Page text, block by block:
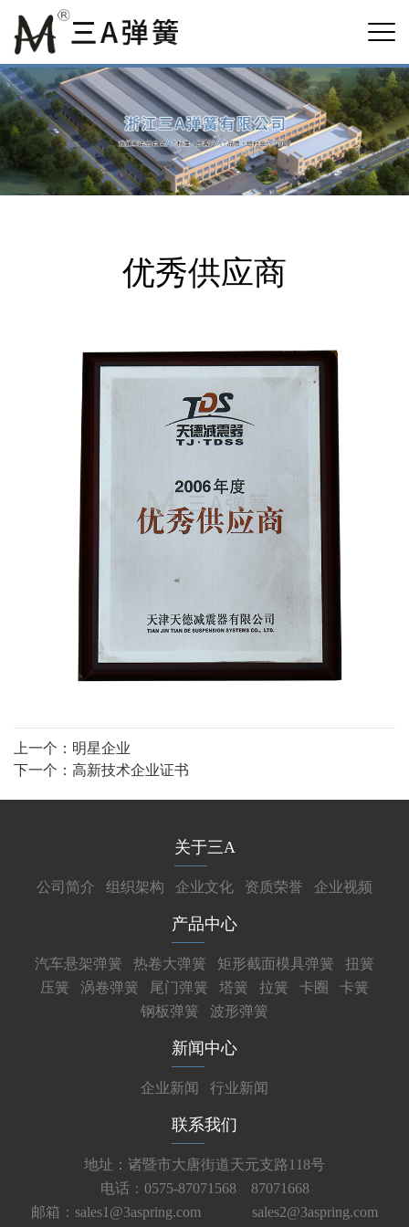
优秀供应商
上一个： 明星企业
下一个： 高新技术企业证书
关于三A
公司简介 组织架构 企业文化 资质荣誉 企业视频
产品中心
汽车悬架弹簧 热卷大弹簧 矩形截面模具弹簧
扭簧
压簧
涡卷弹簧 尾门弹簧 塔簧 拉簧 卡圈
卡簧
钢板弹簧
波形弹簧
新闻中心
企业新闻 行业新闻
联系我们
地址：诸暨市大唐街道天元支路118号
电话：0575-87071568 87071668
邮箱：sales1@3aspring.com
sales2@3aspring.com